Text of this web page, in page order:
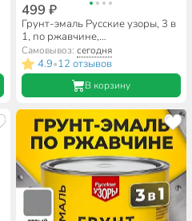
499 ₽
Грунт-эмаль Русские узоры, 3 в
1, по ржавчине,
быстросохнущая, алкидная,
коричневая, 0.9 кг
Самовывоз: сегодня
4.9•12 отзывов
В корзину